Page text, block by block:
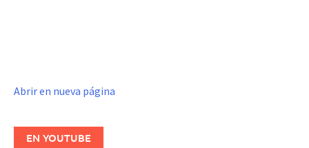
Abrir en nueva página
EN YOUTUBE